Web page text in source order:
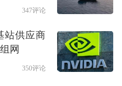
下行。周后期，北方
价动作渐起，市场低
上涨；但价格上涨
性明显减弱，猪价再
347评论
站供应商
网
350评论